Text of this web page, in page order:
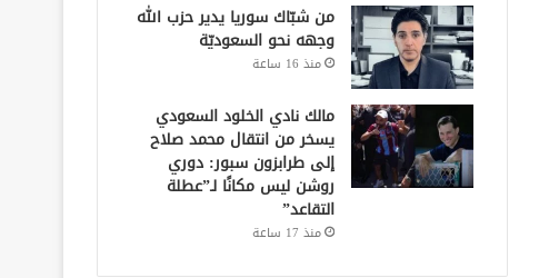
من شبّاك سوريا يدير حزب الله
وجهه نحو السعوديّة
منذ 16 ساعة
مالك نادي الخلود السعودي
يسخر من انتقال محمد صلاح
إلى طرابزون سبور: دوري
روشن ليس مكانًا لـ”عطلة
التقاعد”
منذ 17 ساعة